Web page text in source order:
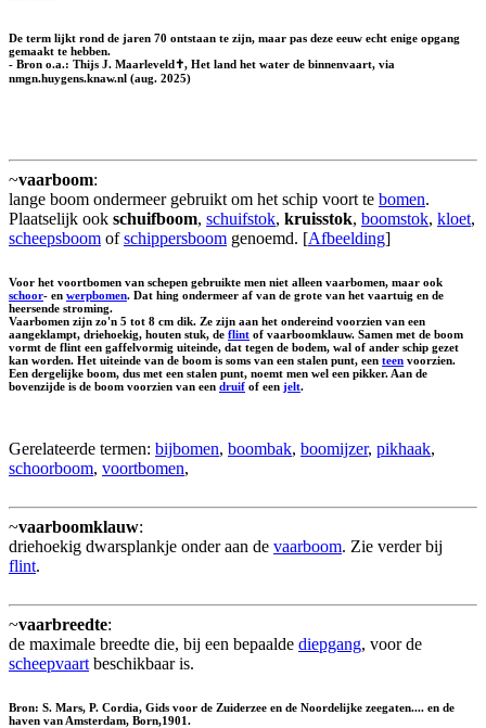
De term lijkt rond de jaren 70 ontstaan te zijn, maar pas deze eeuw echt enige opgang
gemaakt te hebben.
- Bron o.a.: Thijs J. Maarleveld✝, Het land het water de binnenvaart, via
nmgn.huygens.knaw.nl (aug. 2025)
~vaarboom:
lange boom ondermeer gebruikt om het schip voort te bomen.
Plaatselijk ook schuifboom, schuifstok, kruisstok, boomstok, kloet,
scheepsboom ofschippersboom genoemd. [Afbeelding]
Voor het voortbomen van schepen gebruikte men niet alleen vaarbomen, maar ook
schoor- en werpbomen. Dat hing ondermeer af van de grote van het vaartuig en de
heersende stroming.
Vaarbomen zijn zo'n 5 tot 8 cm dik. Ze zijn aan het ondereind voorzien van een
aangeklampt, driehoekig, houten stuk, de flint of vaarboomklauw. Samen met de boom
vormt de flint een gaffelvormig uiteinde, dat tegen de bodem, wal of ander schip gezet
kan worden. Het uiteinde van de boom is soms van een stalen punt, een teen voorzien.
Een dergelijke boom, dus met een stalen punt, noemt men wel een pikker. Aan de
bovenzijde is de boom voorzien van een druif of een jelt.
Gerelateerde termen: bijbomen, boombak, boomijzer, pikhaak,
schoorboom, voortbomen,
~vaarboomklauw:
driehoekig dwarsplankje onder aan de vaarboom. Zie verder bij
flint.
~vaarbreedte:
de maximale breedte die, bij een bepaalde diepgang, voor de
scheepvaart beschikbaar is.
Bron: S. Mars, P. Cordia, Gids voor de Zuiderzee en de Noordelijke zeegaten.... en de
haven van Amsterdam, Born,1901.